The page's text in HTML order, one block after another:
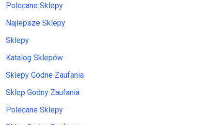
Polecane Sklepy
Najlepsze Sklepy
Sklepy
Katalog Sklepów
Sklepy Godne Zaufania
Sklep Godny Zaufania
Polecane Sklepy